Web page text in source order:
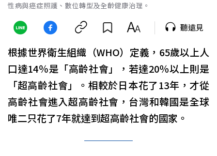
性病與癌症照護、數位轉型及全齡健康治理。
聽遠見
根據世界衛生組織（WHO）定義，65歲以上人
口達14％是「高齡社會」，若達20％以上則是
「超高齡社會」。相較於日本花了13年，才從
高齡社會進入超高齡社會，台灣和韓國是全球
唯二只花了7年就達到超高齡社會的國家。